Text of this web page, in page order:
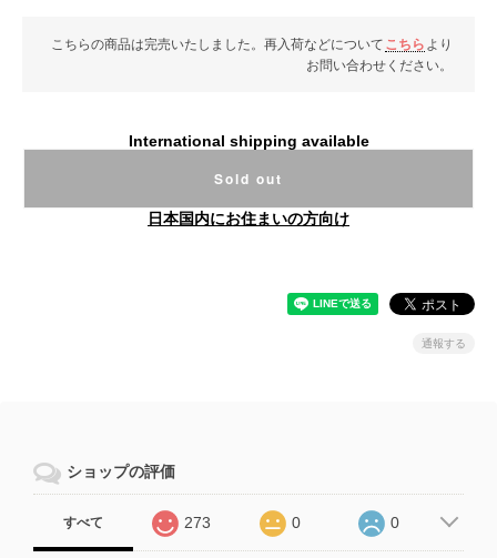
こちらの商品は完売いたしました。再入荷などについて こちら より
お問い合わせください。
International shipping available
Sold out
日本国内にお住まいの方向け
通報する
ショップの評価
すべて 273 0 0